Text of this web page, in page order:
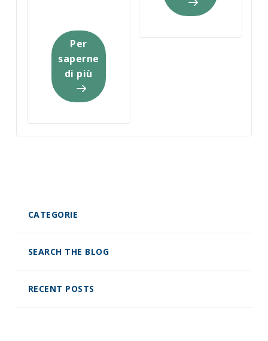
Per
saperne
di più
CATEGORIE
SEARCH THE BLOG
RECENT POSTS